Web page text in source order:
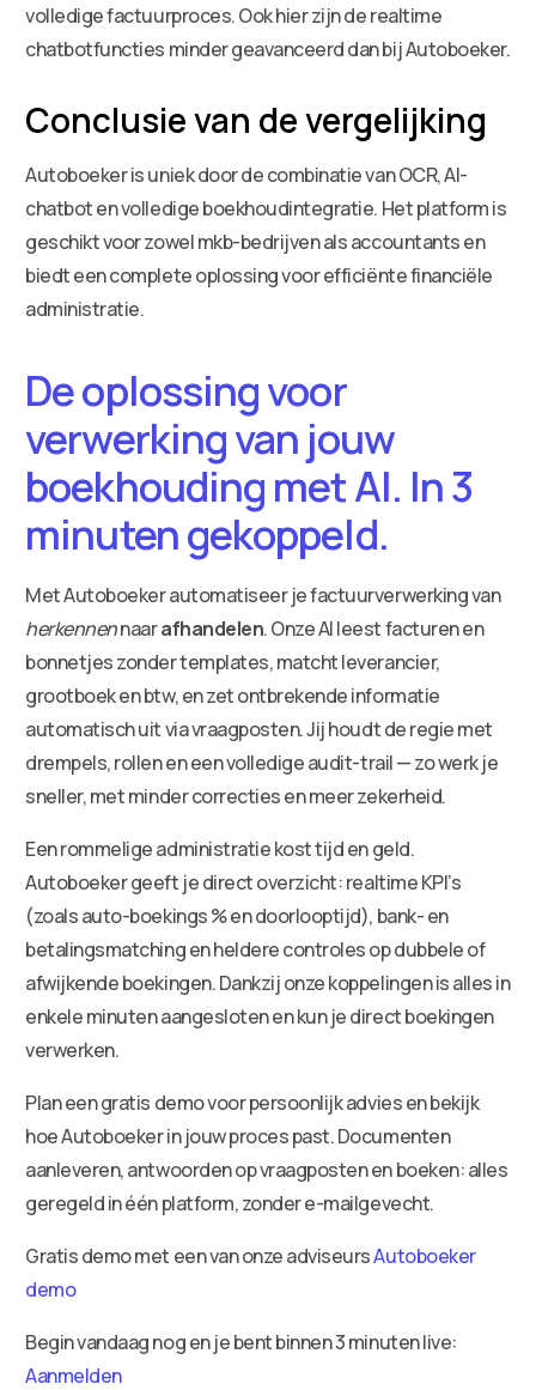
volledige factuurproces. Ook hier zijn de realtime
chatbotfuncties minder geavanceerd dan bij Autoboeker.
Conclusie van de vergelijking
Autoboeker is uniek door de combinatie van OCR, AI-
chatbot en volledige boekhoudintegratie. Het platform is
geschikt voor zowel mkb-bedrijven als accountants en
biedt een complete oplossing voor efficiënte financiële
administratie.
De oplossing voor
verwerking van jouw
boekhouding met AI. In 3
minuten gekoppeld.
Met Autoboeker automatiseer je factuurverwerking van
herkennennaarafhandelen. Onze AI leest facturen en
bonnetjes zonder templates, matcht leverancier,
grootboek en btw, en zet ontbrekende informatie
automatisch uit via vraagposten. Jij houdt de regie met
drempels, rollen en een volledige audit-trail — zo werk je
sneller, met minder correcties en meer zekerheid.
Een rommelige administratie kost tijd en geld.
Autoboeker geeft je direct overzicht: realtime KPI’s
(zoals auto-boekings % en doorlooptijd), bank- en
betalingsmatching en heldere controles op dubbele of
afwijkende boekingen. Dankzij onze koppelingen is alles in
enkele minuten aangesloten en kun je direct boekingen
verwerken.
Plan een gratis demo voor persoonlijk advies en bekijk
hoe Autoboeker in jouw proces past. Documenten
aanleveren, antwoorden op vraagposten en boeken: alles
geregeld in één platform, zonder e-mailgevecht.
Gratis demo met een van onze adviseursAutoboeker
demo
Begin vandaag nog en je bent binnen 3 minuten live:
Aanmelden